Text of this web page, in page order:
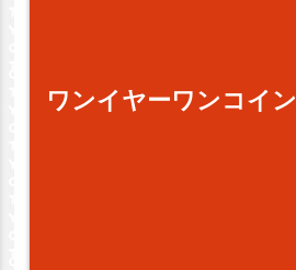
ワンイヤーワンコイン